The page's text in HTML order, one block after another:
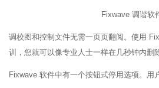
Fixwave 调谐软
调校图和控制文件无需一页页翻阅。使用
训，您就可以像专业人士一样在几秒钟内删
Fixwave 软件中有一个按钮式停用选项。用